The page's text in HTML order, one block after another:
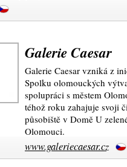
Galerie Caesar
Galerie Caesar vzniká z
Spolku olomouckých
spolupráci s městem
téhož roku zahajuje svoji
působiště v Domě U
Olomouci.
www.galeriecaesar.cz